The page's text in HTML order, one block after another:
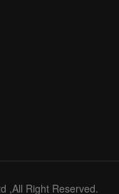
,All Right Reserved.